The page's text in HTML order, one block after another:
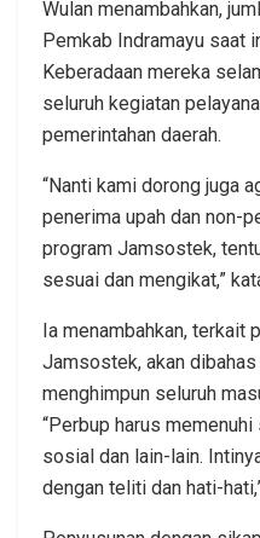
Wulan menambahkan,
Pemkab Indramayu saat
Keberadaan mereka
seluruh kegiatan
pemerintahan daerah.
“Nanti kami dorong juga
penerima upah dan non-
program Jamsostek,
sesuai dan mengikat,”
Ia menambahkan, terkait
Jamsostek, akan
menghimpun seluruh
“Perbup harus
sosial dan lain-lain.
dengan teliti dan hati-